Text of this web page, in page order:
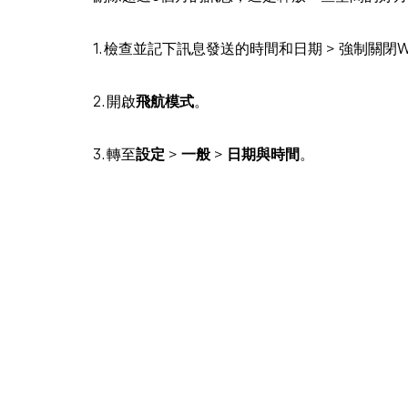
1. 檢查並記下訊息發送的時間和日期 > 強制關閉
2. 開啟飛航模式。
3. 轉至設定 > 一般 > 日期與時間。